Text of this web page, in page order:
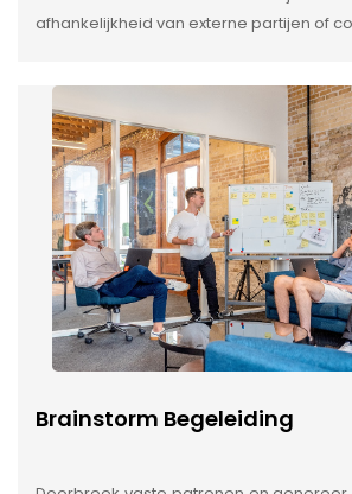
afhankelijkheid van externe partijen of
Brainstorm Begeleiding